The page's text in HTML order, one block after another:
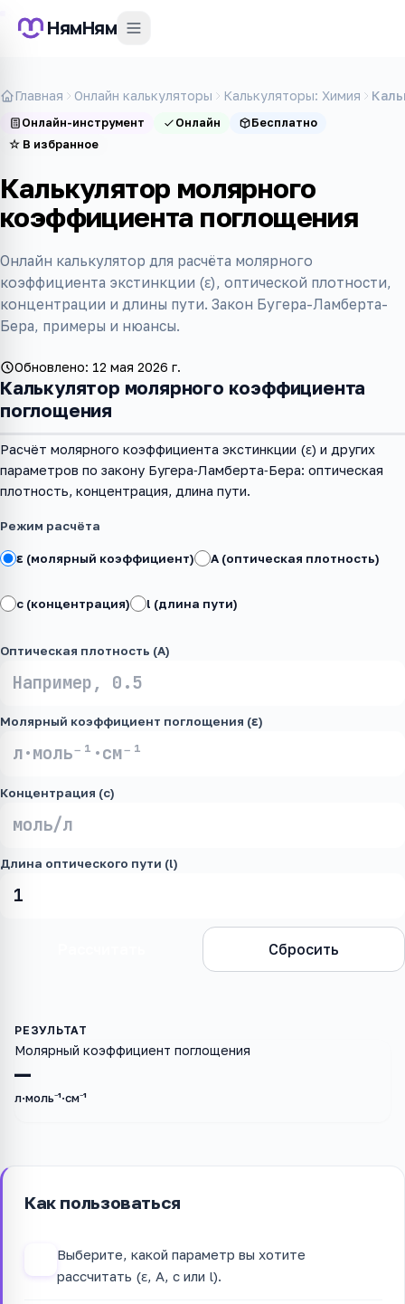
НямНям
Главная Онлайн калькуляторы Калькуляторы: Химия
Онлайн-инструмент Онлайн
Бесплатно
☆ В избранное
Калькулятор молярного
коэффициента поглощения
Онлайн калькулятор для расчёта молярного
коэффициента экстинкции (ε), оптической плотности,
концентрации и длины пути. Закон Бугера-Ламберта-
Бера, примеры и нюансы.
Обновлено: 12 мая 2026 г.
Калькулятор молярного коэффициента
поглощения
Расчёт молярного коэффициента экстинкции (ε) и других
параметров по закону Бугера‑Ламберта‑Бера: оптическая
плотность, концентрация, длина пути.
Режим расчёта
ε (молярный коэффициент) A (оптическая плотность)
c (концентрация) l (длина пути)
Оптическая плотность (A)
Молярный коэффициент поглощения (ε)
Концентрация (c)
Длина оптического пути (l)
Сбросить
—
Молярный коэффициент поглощения
л·моль⁻¹·см⁻¹
Как пользоваться
Выберите, какой параметр вы хотите
рассчитать (ε, A, c или l).